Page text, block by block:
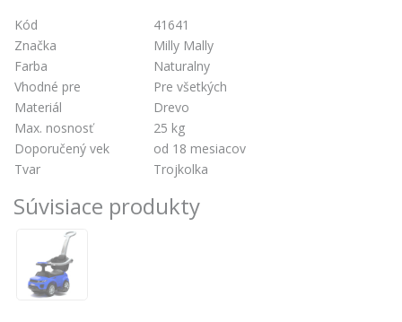
Kód
41641
Značka
Milly Mally
Farba
Naturalny
Vhodné pre
Pre všetkých
Materiál
Drevo
Max. nosnosť
25 kg
Doporučený vek
od 18 mesiacov
Tvar
Trojkolka
Súvisiace produkty